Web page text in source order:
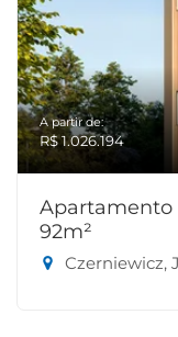
A partir de:
R$ 1.026.194
Apartamento
92m²
Czerniewicz,